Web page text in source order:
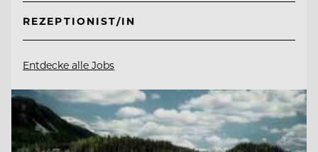
REZEPTIONIST/IN
Entdecke alle Jobs